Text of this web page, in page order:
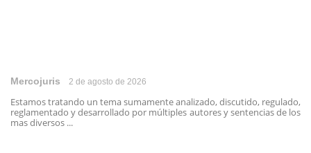
Mercojuris 2 de agosto de 2026
Estamos tratando un tema sumamente analizado, discutido, regulado,
reglamentado y desarrollado por múltiples autores y sentencias de los
mas diversos ...